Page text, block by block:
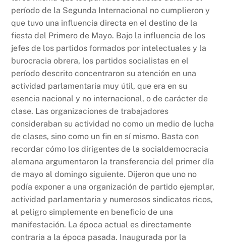
período de la Segunda Internacional no cumplieron y
que tuvo una influencia directa en el destino de la
fiesta del Primero de Mayo. Bajo la influencia de los
jefes de los partidos formados por intelectuales y la
burocracia obrera, los partidos socialistas en el
período descrito concentraron su atención en una
actividad parlamentaria muy útil, que era en su
esencia nacional y no internacional, o de carácter de
clase. Las organizaciones de trabajadores
consideraban su actividad no como un medio de lucha
de clases, sino como un fin en sí mismo. Basta con
recordar cómo los dirigentes de la socialdemocracia
alemana argumentaron la transferencia del primer día
de mayo al domingo siguiente. Dijeron que uno no
podía exponer a una organización de partido ejemplar,
actividad parlamentaria y numerosos sindicatos ricos,
al peligro simplemente en beneficio de una
manifestación. La época actual es directamente
contraria a la época pasada. Inaugurada por la